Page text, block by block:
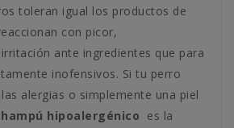
toleran igual los productos de
con picor,
ante ingredientes que para
inofensivos. Si tu perro
alergias o simplemente una piel
hipoalergénico es la